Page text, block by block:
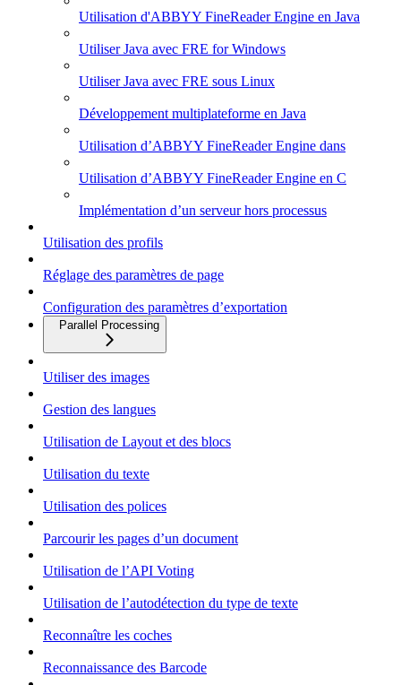
Utilisation d'ABBYY FineReader Engine en Java
Utiliser Java avec FRE for Windows
Utiliser Java avec FRE sous Linux
Développement multiplateforme en Java
Utilisation d’ABBYY FineReader Engine dans
Utilisation d’ABBYY FineReader Engine en C
Implémentation d’un serveur hors processus
Utilisation des profils
Réglage des paramètres de page
Configuration des paramètres d’exportation
Parallel Processing
Utiliser des images
Gestion des langues
Utilisation de Layout et des blocs
Utilisation du texte
Utilisation des polices
Parcourir les pages d’un document
Utilisation de l’API Voting
Utilisation de l’autodétection du type de texte
Reconnaître les coches
Reconnaissance des Barcode